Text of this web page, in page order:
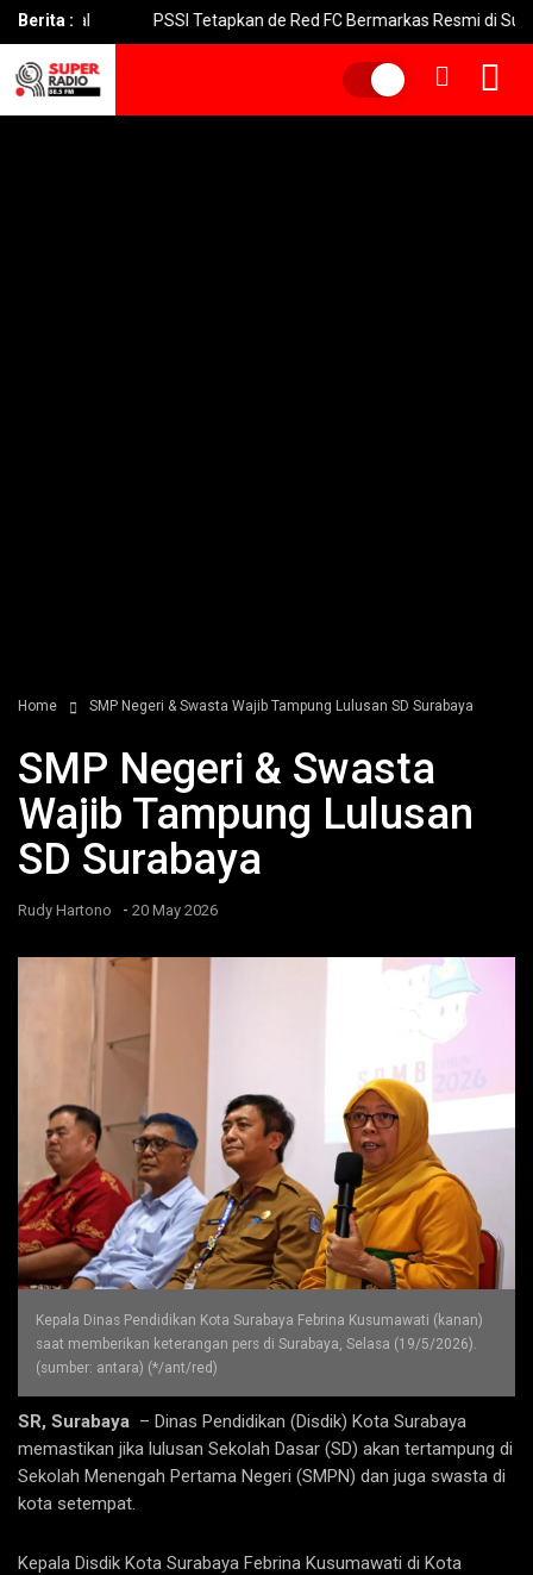
Berita :
Terjal PSSI Tetapkan de Red FC Bermarkas Resmi di
Home SMP Negeri & Swasta Wajib Tampung Lulusan SD Surabaya
SMP Negeri & Swasta
Wajib Tampung Lulusan
SD Surabaya
Rudy Hartono - 20 May 2026
Kepala Dinas Pendidikan Kota Surabaya Febrina Kusumawati (kanan)
saat memberikan keterangan pers di Surabaya, Selasa (19/5/2026).
(sumber: antara) (*/ant/red)
SR, Surabaya – Dinas Pendidikan (Disdik) Kota Surabaya
memastikan jika lulusan Sekolah Dasar (SD) akan tertampung di
Sekolah Menengah Pertama Negeri (SMPN) dan juga swasta di
kota setempat.
Kepala Disdik Kota Surabaya Febrina Kusumawati di Kota